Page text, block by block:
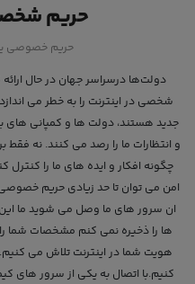
حریم
حریم خصوصی
دولت‌ها درسراسر جهان در حال
شخصی در اینترنت را به خطر می
جدید هستند، دولت ها و کمپانی های
و انتظارات ما را رصد می کنند. نه
امن می توان تا حد زیادی حریم
ان سرور های ما وصل می شوید ما این
ها را ذخیره نمی کنم مشخصات شما
هویت شما در اینترنت تلاش می
کنیم.با اتصال به یکی از سرور های